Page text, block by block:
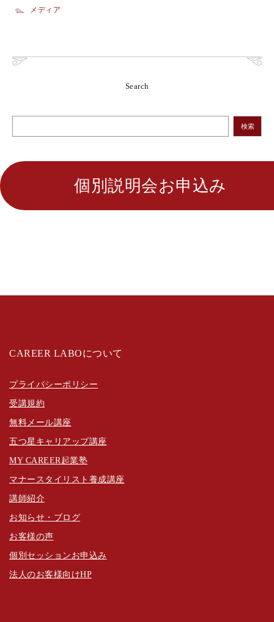
メディア
Search
検索
個別説明会お申込み
CAREER LABOについて
プライバシーポリシー
受講規約
無料メール講座
五つ星キャリアップ講座
MY CAREER起業塾
マナースタイリスト養成講座
講師紹介
お知らせ・ブログ
お客様の声
個別セッションお申込み
法人のお客様向けHP